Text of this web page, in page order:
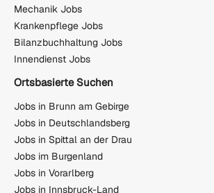
Mechanik Jobs
Krankenpflege Jobs
Bilanzbuchhaltung Jobs
Innendienst Jobs
Ortsbasierte Suchen
Jobs in Brunn am Gebirge
Jobs in Deutschlandsberg
Jobs in Spittal an der Drau
Jobs im Burgenland
Jobs in Vorarlberg
Jobs in Innsbruck-Land